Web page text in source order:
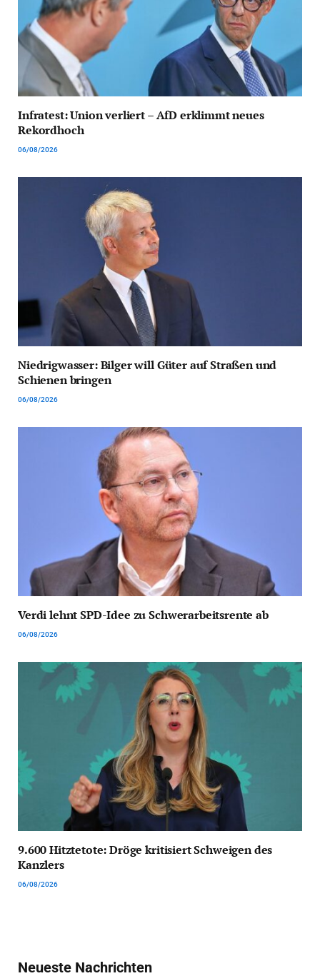
Infratest: Union verliert – AfD erklimmt neues
Rekordhoch
06/08/2026
Niedrigwasser: Bilger will Güter auf Straßen und
Schienen bringen
06/08/2026
Verdi lehnt SPD-Idee zu Schwerarbeitsrente ab
06/08/2026
9.600 Hitztetote: Dröge kritisiert Schweigen des
Kanzlers
06/08/2026
Neueste Nachrichten